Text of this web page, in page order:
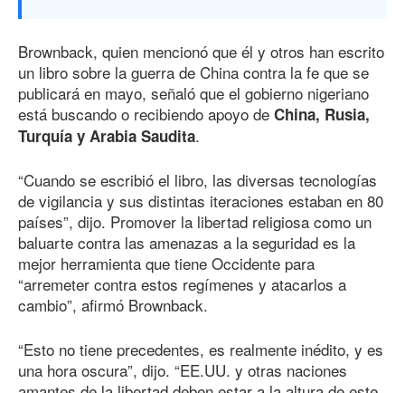
Brownback, quien mencionó que él y otros han escrito
un libro sobre la guerra de China contra la fe que se
publicará en mayo, señaló que el gobierno nigeriano
está buscando o recibiendo apoyo de China, Rusia,
Turquía y Arabia Saudita.
“Cuando se escribió el libro, las diversas tecnologías
de vigilancia y sus distintas iteraciones estaban en 80
países”, dijo. Promover la libertad religiosa como un
baluarte contra las amenazas a la seguridad es la
mejor herramienta que tiene Occidente para
“arremeter contra estos regímenes y atacarlos a
cambio”, afirmó Brownback.
“Esto no tiene precedentes, es realmente inédito, y es
una hora oscura”, dijo. “EE.UU. y otras naciones